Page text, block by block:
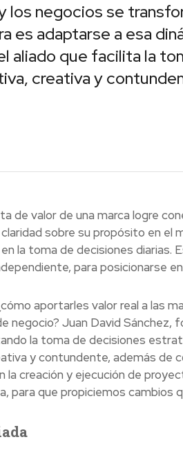
los negocios se
es adaptarse a esa
aliado que facilita la
creativa y
de valor de una marca logre
sobre su propósito en el
la toma de decisiones diarias.
para posicionarse
aportarles valor real a las
negocio? Juan David Sánchez,
la toma de decisiones
y contundente, además de
la creación y ejecución de
para que propiciemos cambios